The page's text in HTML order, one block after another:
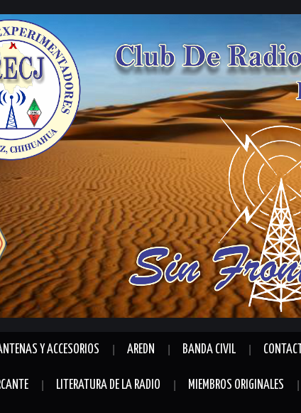
Y ACCESORIOS AREDN BANDA CIVIL
LITERATURA DE LA RADIO MIEMBROS ORIGINALES